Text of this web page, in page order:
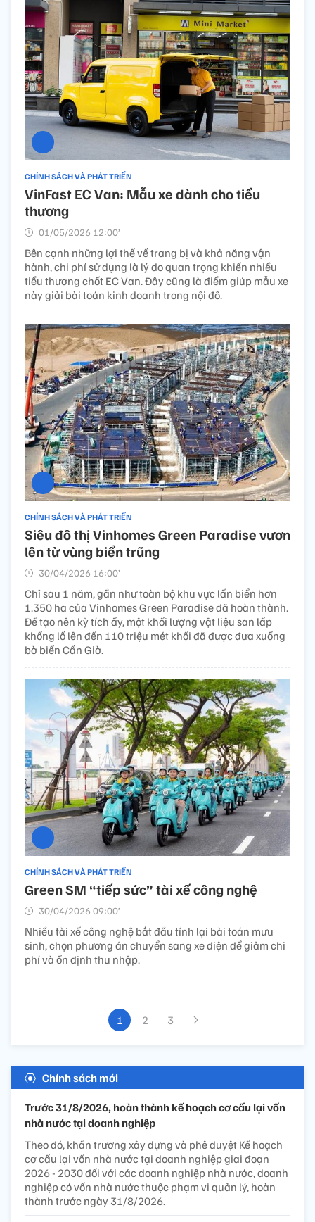
CHÍNH SÁCH VÀ PHÁT TRIỂN
VinFast EC Van: Mẫu xe dành cho tiểu
thương
01/05/2026 12:00’
Bên cạnh những lợi thế về trang bị và khả năng vận
hành, chi phí sử dụng là lý do quan trọng khiến nhiều
tiểu thương chốt EC Van. Đây cũng là điểm giúp mẫu xe
này giải bài toán kinh doanh trong nội đô.
CHÍNH SÁCH VÀ PHÁT TRIỂN
Siêu đô thị Vinhomes Green Paradise vươn
lên từ vùng biển trũng
30/04/2026 16:00’
Chỉ sau 1 năm, gần như toàn bộ khu vực lấn biển hơn
1.350 ha của Vinhomes Green Paradise đã hoàn thành.
Để tạo nên kỳ tích ấy, một khối lượng vật liệu san lấp
khổng lồ lên đến 110 triệu mét khối đã được đưa xuống
bờ biển Cần Giờ.
CHÍNH SÁCH VÀ PHÁT TRIỂN
Green SM “tiếp sức” tài xế công nghệ
30/04/2026 09:00’
Nhiều tài xế công nghệ bắt đầu tính lại bài toán mưu
sinh, chọn phương án chuyển sang xe điện để giảm chi
phí và ổn định thu nhập.
1 2 3
Chính sách mới
Trước 31/8/2026, hoàn thành kế hoạch cơ cấu lại vốn
nhà nước tại doanh nghiệp
Theo đó, khẩn trương xây dựng và phê duyệt Kế hoạch
cơ cấu lại vốn nhà nước tại doanh nghiệp giai đoạn
2026 - 2030 đối với các doanh nghiệp nhà nước, doanh
nghiệp có vốn nhà nước thuộc phạm vi quản lý, hoàn
thành trước ngày 31/8/2026.